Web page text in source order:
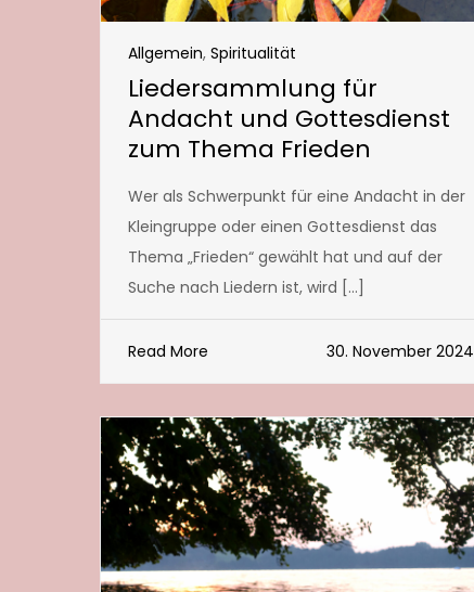
Allgemein, Spiritualität
Liedersammlung für
Andacht und Gottesdienst
zum Thema Frieden
Wer als Schwerpunkt für eine Andacht in der
Kleingruppe oder einen Gottesdienst das
Thema „Frieden“ gewählt hat und auf der
Suche nach Liedern ist, wird […]
Read More 30. November 2024